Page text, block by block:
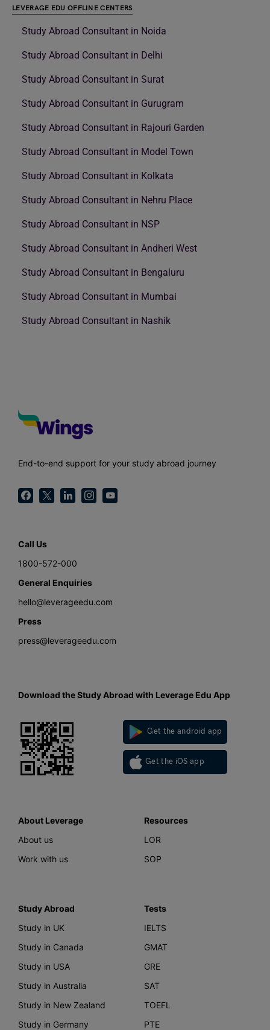
LEVERAGE EDU OFFLINE CENTERS
Study Abroad Consultant in Noida
Study Abroad Consultant in Delhi
Study Abroad Consultant in Surat
Study Abroad Consultant in Gurugram
Study Abroad Consultant in Rajouri Garden
Study Abroad Consultant in Model Town
Study Abroad Consultant in Kolkata
Study Abroad Consultant in Nehru Place
Study Abroad Consultant in NSP
Study Abroad Consultant in Andheri West
Study Abroad Consultant in Bengaluru
Study Abroad Consultant in Mumbai
Study Abroad Consultant in Nashik
End-to-end support for your study abroad journey
Call Us
1800-572-000
General Enquiries
hello@leverageedu.com
Press
press@leverageedu.com
Download the Study Abroad with Leverage Edu App
Get the android app
Get the iOS app
About Leverage
About us
Work with us
Resources
LOR
SOP
Study Abroad
Study in UK
Study in Canada
Study in USA
Study in Australia
Study in New Zealand
Study in Germany
Tests
IELTS
GMAT
GRE
SAT
TOEFL
PTE